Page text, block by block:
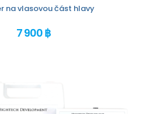
na vlasovou část hlavy
7 900 ฿